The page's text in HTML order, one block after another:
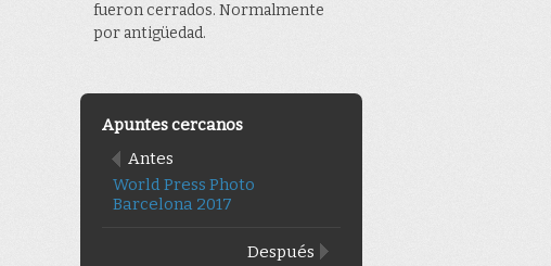
fueron cerrados. Normalmente
por antigüedad.
Apuntes cercanos
Antes
World Press Photo
Barcelona 2017
Después